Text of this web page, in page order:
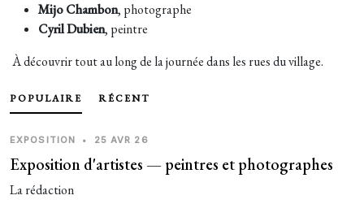
Mijo Chambon, photographe
Cyril Dubien, peintre
À découvrir tout au long de la journée dans les rues du village.
POPULAIRE RÉCENT
EXPOSITION • 25 AVR 26
Exposition d'artistes — peintres et photographes
La rédaction